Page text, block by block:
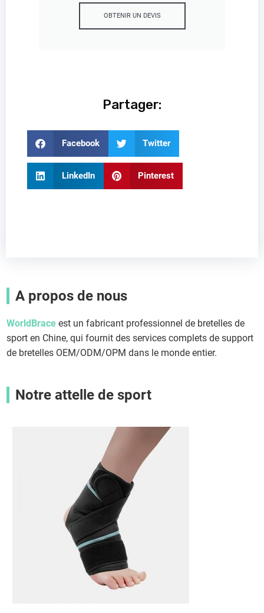
OBTENIR UN DEVIS
Partager:
Facebook Twitter
LinkedIn Pinterest
A propos de nous
WorldBrace est un fabricant professionnel de bretelles de
sport en Chine, qui fournit des services complets de support
de bretelles OEM/ODM/OPM dans le monde entier.
Notre attelle de sport